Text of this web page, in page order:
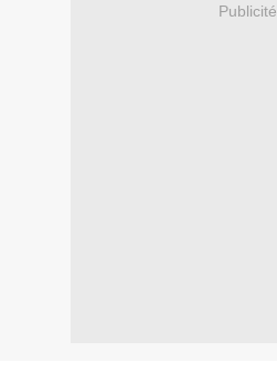
Publicité